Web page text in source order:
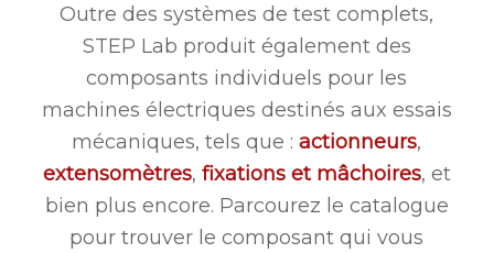
Outre des systèmes de test complets,
STEP Lab produit également des
composants individuels pour les
machines électriques destinés aux essais
mécaniques, tels que :actionneurs,
extensomètres, fixations et mâchoires, et
bien plus encore. Parcourez le catalogue
pour trouver le composant qui vous